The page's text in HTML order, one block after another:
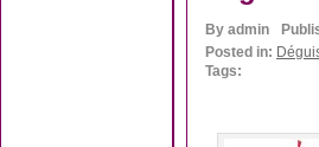
By admin
Posted in:
Tags: